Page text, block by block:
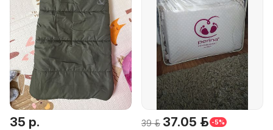
35 р. 39 р. 37.05 р. -5%